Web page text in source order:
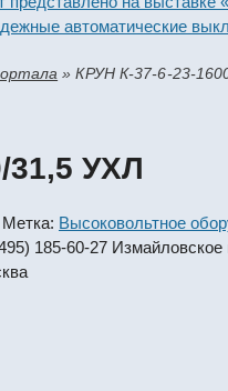
автоматические
»КРУН К-37-6-23-
31,5 УХЛ
Метка: Высоковольтное
185-60-27 Измайловское